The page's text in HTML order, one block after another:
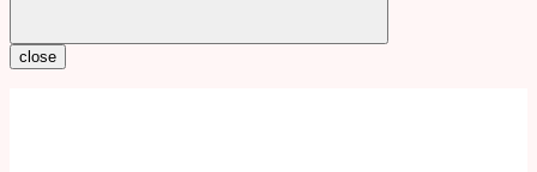
close